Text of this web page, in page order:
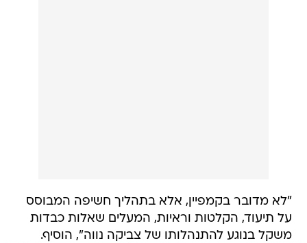
"לא מדובר בקמפיין, אלא בתהליך חשיפה המבוסס
על תיעוד, הקלטות וראיות, המעלים שאלות כבדות
משקל בנוגע להתנהלותו של צביקה נווה", הוסיף.